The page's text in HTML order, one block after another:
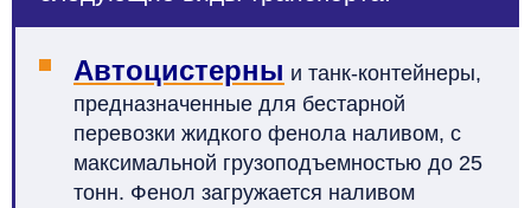
Автоцистерны и танк-контейнеры,
предназначенные для бестарной
перевозки жидкого фенола наливом, с
максимальной грузоподъемностью до 25
тонн. Фенол загружается наливом